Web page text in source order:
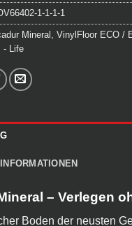
1-1-1-1
Mineral VinylFloor ECO /
- Life
– Verlegen
Boden der neusten